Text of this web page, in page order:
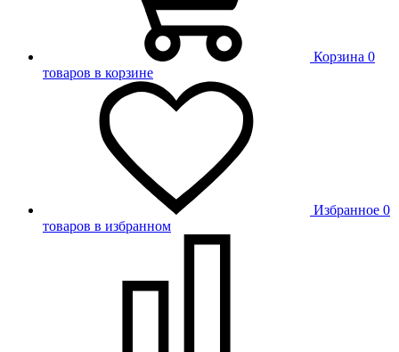
Корзина 0
товаров в корзине
Избранное 0
товаров в избранном